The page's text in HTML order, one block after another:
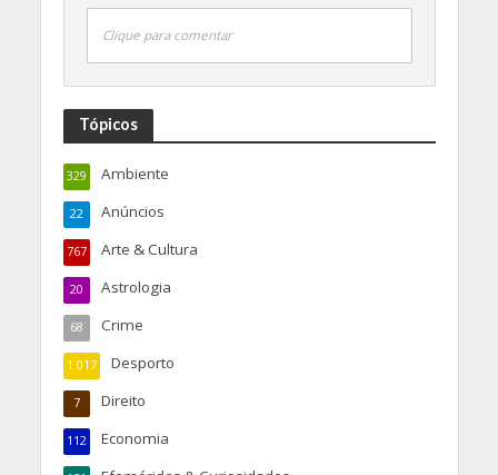
Clique para comentar
Tópicos
Ambiente
329
Anúncios
22
Arte & Cultura
767
Astrologia
20
Crime
68
Desporto
1.017
Direito
7
Economia
112